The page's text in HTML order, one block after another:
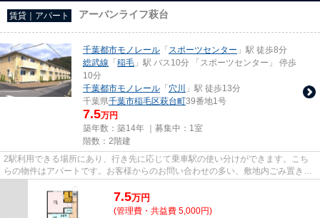
賃貸｜アパート アーバンライフ萩台
千葉都市モノレール 「 スポーツセンター 」駅 徒歩8分
総武線 「稲毛 」駅 バス10分 「スポーツセンター」 停歩
10分
千葉都市モノレール 「穴川
」駅 徒歩13分
千葉県千葉市稲毛区萩台町39番地1号
7.5万円
築年数：築14年 ｜募集中： 1室
階数：2階建
2駅利用できる場所にあり、行き先に応じて乗車駅の使い分けができます。こち
らの物件はアパートです。お客様からのお問い合わせの多い、敷地内ごみ置き場
があります。電車移動の多い方...
7.5万円
(管理費・共益費 5,000円)